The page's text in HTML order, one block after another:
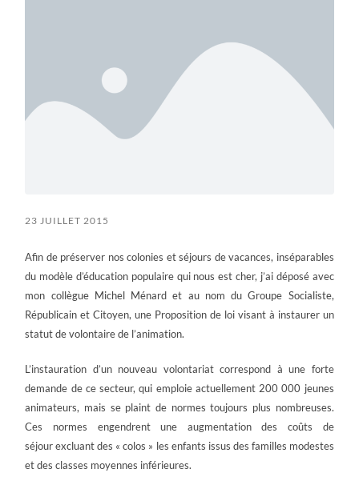
23 JUILLET 2015
Afin de préserver nos colonies et séjours de vacances, inséparables
du modèle d’éducation populaire qui nous est cher, j’ai déposé avec
mon collègue Michel Ménard et au nom du Groupe Socialiste,
Républicain et Citoyen, une Proposition de loi visant à instaurer un
statut de volontaire de l’animation.
L’instauration d’un nouveau volontariat correspond à une forte
demande de ce secteur, qui emploie actuellement 200 000 jeunes
animateurs, mais se plaint de normes toujours plus nombreuses.
Ces normes engendrent une augmentation des coûts de
séjour excluant des « colos » les enfants issus des familles modestes
et des classes moyennes inférieures.